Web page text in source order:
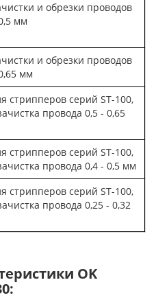
и обрезки проводов
мм
и обрезки проводов
мм
стрипперов серий ST-100,
провода 0,5 - 0,65
стрипперов серий ST-100,
провода 0,4 - 0,5 мм
стрипперов серий ST-100,
провода 0,25 - 0,32
OK